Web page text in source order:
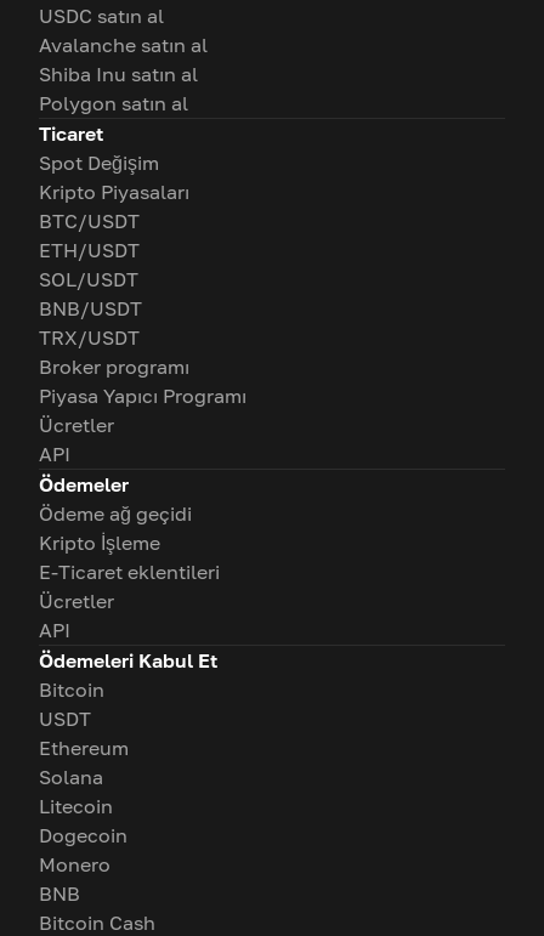
USDC satın al
Avalanche satın al
Shiba Inu satın al
Polygon satın al
Ticaret
Spot Değişim
Kripto Piyasaları
BTC/USDT
ETH/USDT
SOL/USDT
BNB/USDT
TRX/USDT
Broker programı
Piyasa Yapıcı Programı
Ücretler
API
Ödemeler
Ödeme ağ geçidi
Kripto İşleme
E-Ticaret eklentileri
Ücretler
API
Ödemeleri Kabul Et
Bitcoin
USDT
Ethereum
Solana
Litecoin
Dogecoin
Monero
BNB
Bitcoin Cash